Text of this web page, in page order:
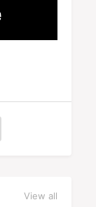
View all